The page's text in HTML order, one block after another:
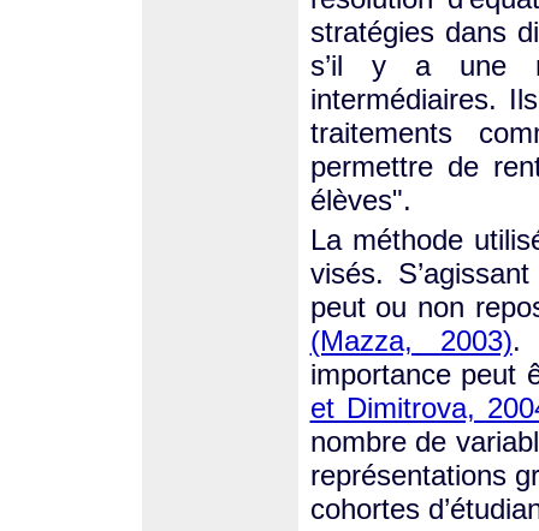
stratégies dans
s’il y a une
intermédiaires.
traitements
permettre de
élèves".
La méthode
visés.
peut ou non
(Mazza, 2003).
importance peut
et Dimitrova,
nombre de
représentations
cohortes